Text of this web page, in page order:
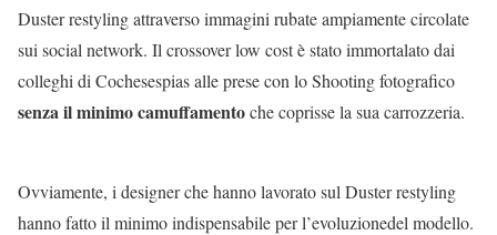
Duster restyling attraverso immagini rubate ampiamente circolate
sui social network. Il crossover low cost è stato immortalato dai
colleghi di Cochesespias alle prese con lo Shooting fotografico
senza il minimo camuffamentoche coprisse la sua carrozzeria.
Ovviamente, i designer che hanno lavorato sul Duster restyling
hanno fatto il minimo indispensabile per l’evoluzionedel modello.